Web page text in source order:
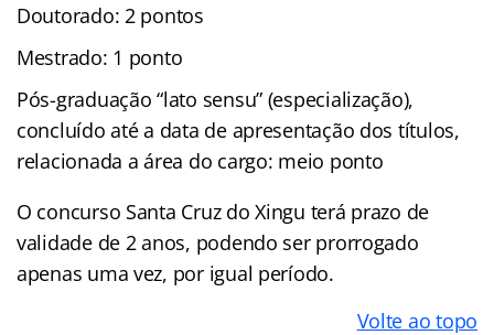
Doutorado: 2 pontos
Mestrado: 1 ponto
Pós-graduação “lato sensu” (especialização),
concluído até a data de apresentação dos títulos,
relacionada a área do cargo: meio ponto
O concurso Santa Cruz do Xingu terá prazo de
validade de 2 anos, podendo ser prorrogado
apenas uma vez, por igual período.
Volte ao topo